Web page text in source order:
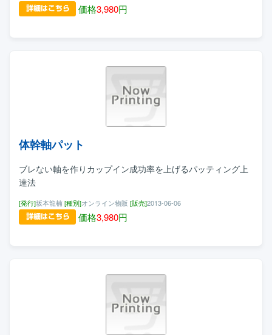
価格3,980円
体幹軸パット
ブレない軸を作りカップイン成功率を上げるパッティング上
達法
[発行]坂本龍楠[種別]オンライン物販 [販売]2013-06-06
価格3,980円